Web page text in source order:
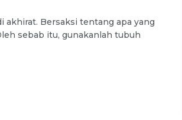
akhirat. Bersaksi tentang apa yang
sebab itu, gunakanlah tubuh